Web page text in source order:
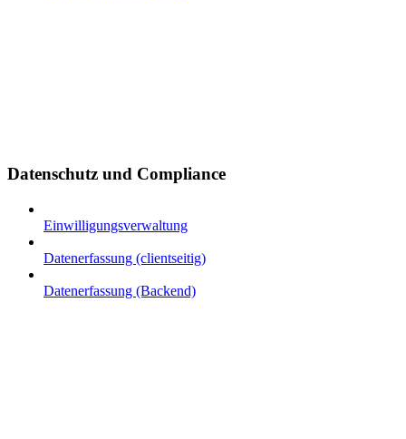
Datenschutz und Compliance
Einwilligungsverwaltung
Datenerfassung (clientseitig)
Datenerfassung (Backend)